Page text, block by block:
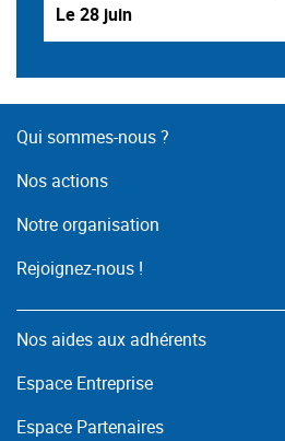
Le 28 juin
Qui sommes-nous ?
Nos actions
Notre organisation
Rejoignez-nous !
Nos aides aux adhérents
Espace Entreprise
Espace Partenaires